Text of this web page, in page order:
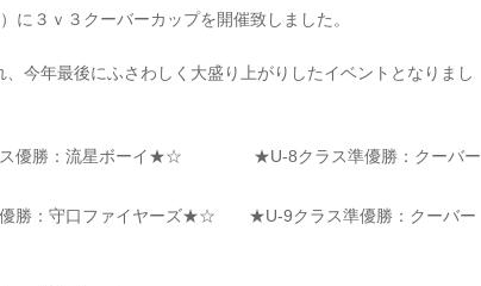
に３ｖ３クーバーカップを開催致しました。
今年最後にふさわしく大盛り上がりしたイベントとなりまし
：流星ボーイ★☆ ★U-8クラス準優勝：クーバー
守口ファイヤーズ★☆ ★U-9クラス準優勝：クーバー